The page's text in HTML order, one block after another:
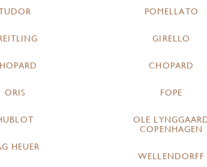
ORIS
HEUER
POMELLATO
GIRELLO
CHOPARD
FOPE
OLE
COPENHAGEN
WELLENDORFF